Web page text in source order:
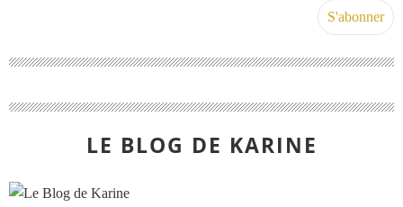
LE BLOG DE KARINE